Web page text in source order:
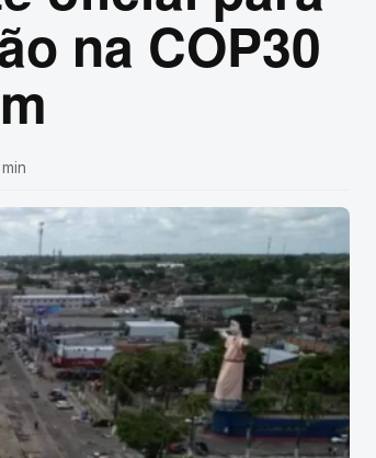
na COP30